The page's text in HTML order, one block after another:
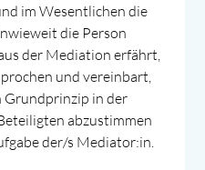
im Wesentlichen die
die Person
der Mediation erfährt,
und vereinbart,
Grundprinzip in der
abzustimmen
der/s Mediator:in.